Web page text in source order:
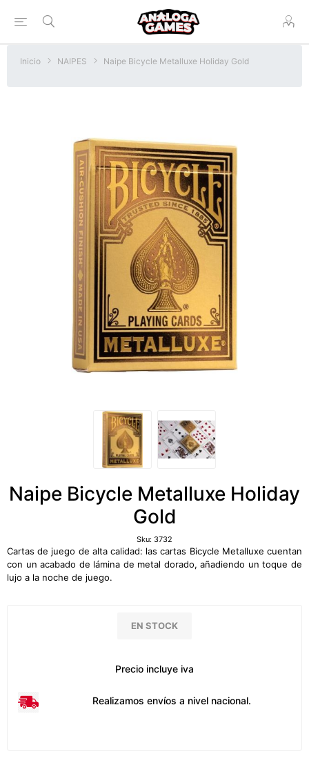
Inicio NAIPES Naipe Bicycle Metalluxe Holiday Gold
Naipe Bicycle Metalluxe Holiday
Gold
Sku: 3732
Cartas de juego de alta calidad: las cartas Bicycle Metalluxe cuentan
con un acabado de lámina de metal dorado, añadiendo un toque de
lujo a la noche de juego.
EN STOCK
Precio incluye iva
Realizamos envíos a nivel nacional.